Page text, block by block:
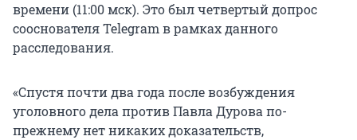
времени (11:00 мск). Это был четвертый допрос
сооснователя Telegram в рамках данного
расследования.
«Спустя почти два года после возбуждения
уголовного дела против Павла Дурова по-
прежнему нет никаких доказательств,